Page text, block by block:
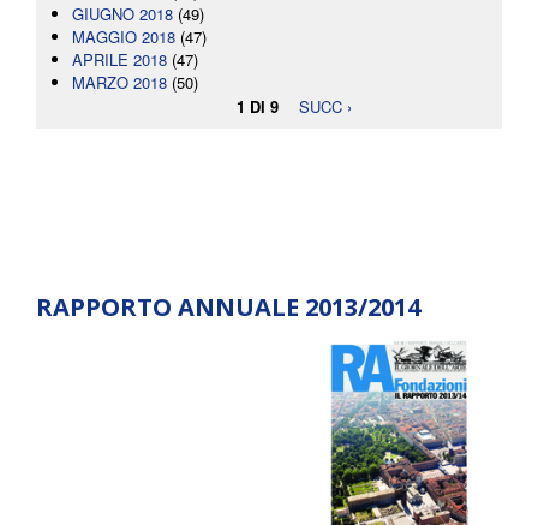
GIUGNO 2018 (49)
MAGGIO 2018 (47)
APRILE 2018 (47)
MARZO 2018 (50)
1 DI 9
SUCC ›
RAPPORTO ANNUALE 2013/2014